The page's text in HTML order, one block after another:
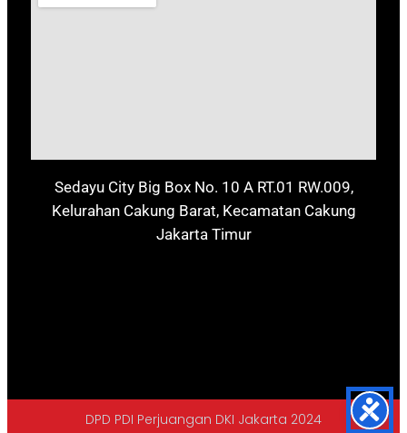
Sedayu City Big Box No. 10 A RT.01 RW.009,
Kelurahan Cakung Barat, Kecamatan Cakung
Jakarta Timur
DPD PDI Perjuangan DKI Jakarta 2024